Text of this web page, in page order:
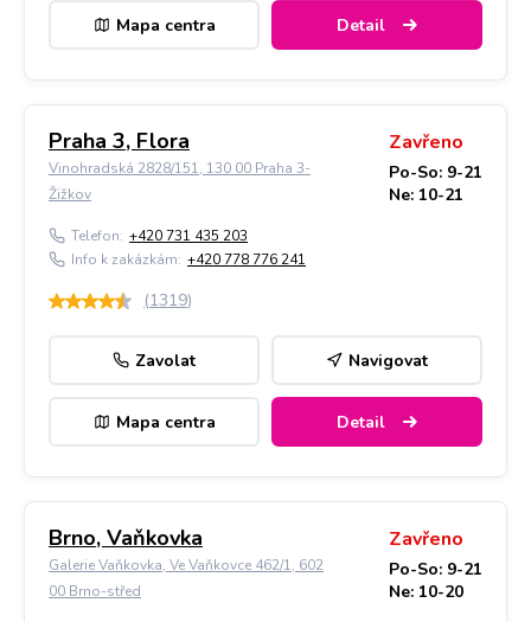
Mapa centra Detail
Praha 3, Flora
Vinohradská 2828/151, 130 00 Praha 3-
Žižkov
Zavřeno
Po-So: 9-21
Ne: 10-21
Telefon: +420 731 435 203
Info k zakázkám: +420 778 776 241
(1319)
Zavolat Navigovat
Mapa centra Detail
Brno, Vaňkovka
Galerie Vaňkovka, Ve Vaňkovce 462/1, 602
00 Brno-střed
Zavřeno
Po-So: 9-21
Ne: 10-20